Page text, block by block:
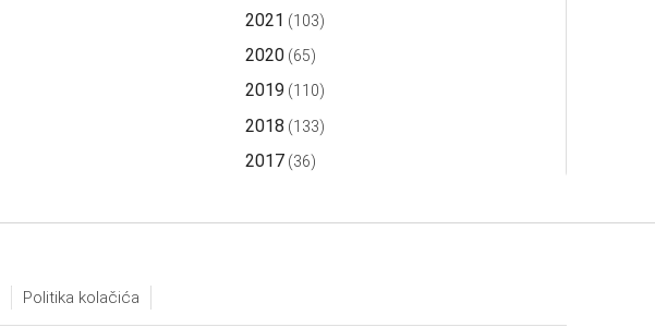
2021 (103)
2020 (65)
2019 (110)
2018 (133)
2017 (36)
Politika kolačića